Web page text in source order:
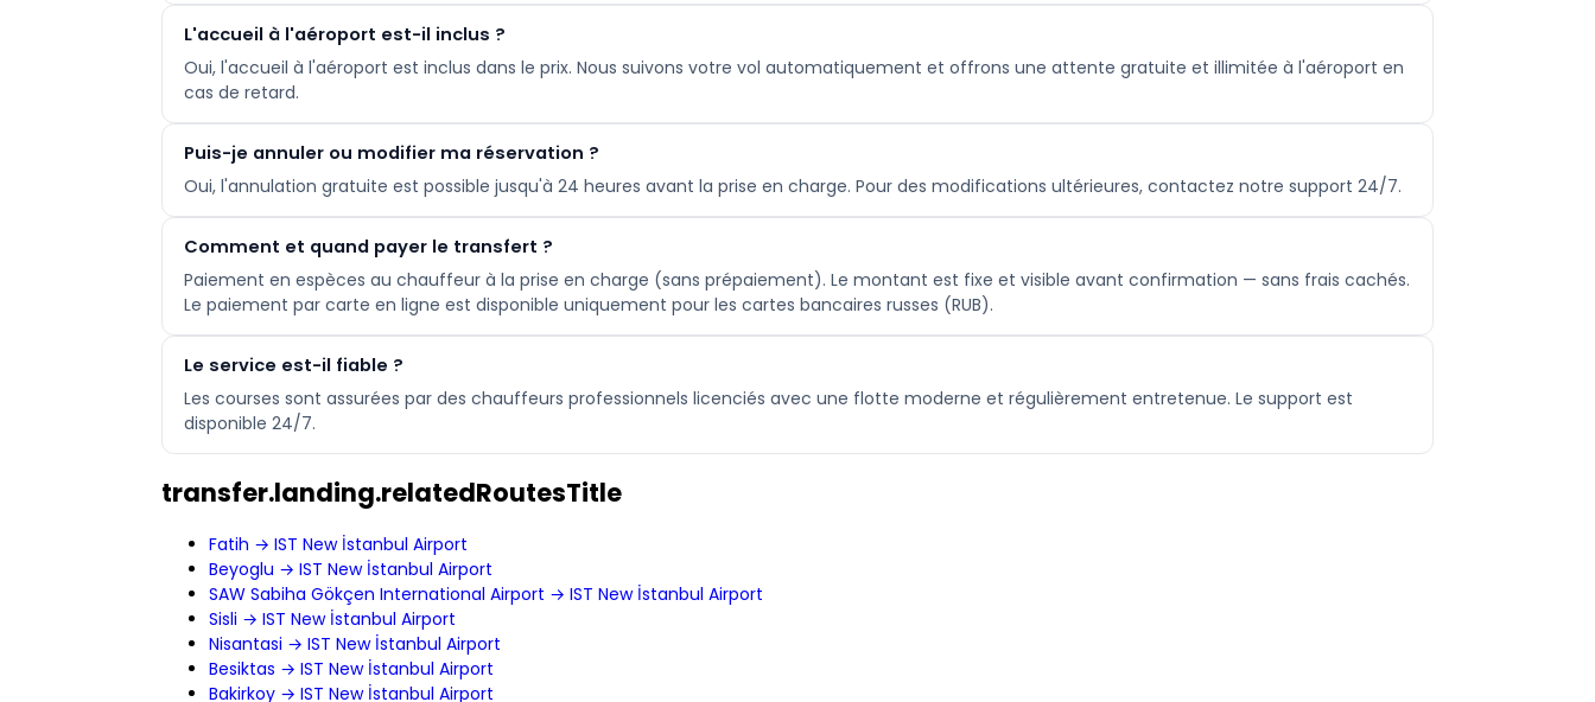
L'accueil à l'aéroport est-il inclus ?
Oui, l'accueil à l'aéroport est inclus dans le prix. Nous suivons votre vol automatiquement et offrons une attente gratuite et illimitée à l'aéroport en
cas de retard.
Puis-je annuler ou modifier ma réservation ?
Oui, l'annulation gratuite est possible jusqu'à 24 heures avant la prise en charge. Pour des modifications ultérieures, contactez notre support 24/7.
Comment et quand payer le transfert ?
Paiement en espèces au chauffeur à la prise en charge (sans prépaiement). Le montant est fixe et visible avant confirmation — sans frais cachés.
Le paiement par carte en ligne est disponible uniquement pour les cartes bancaires russes (RUB).
Le service est-il fiable ?
Les courses sont assurées par des chauffeurs professionnels licenciés avec une flotte moderne et régulièrement entretenue. Le support est
disponible 24/7.
transfer.landing.relatedRoutesTitle
Fatih → IST New İstanbul Airport
Beyoglu → IST New İstanbul Airport
SAW Sabiha Gökçen International Airport → IST New İstanbul Airport
Sisli → IST New İstanbul Airport
Nisantasi → IST New İstanbul Airport
Besiktas → IST New İstanbul Airport
Bakirkoy → IST New İstanbul Airport